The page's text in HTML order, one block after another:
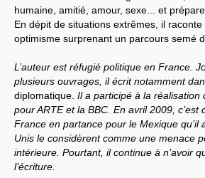
humaine, amitié, amour, sexe... et prépare
En dépit de situations extrêmes, il
optimisme surprenant un parcours semé
L’auteur est réfugié politique en France.
plusieurs ouvrages, il écrit notamment
diplomatique. Il a participé à la réalisation
pour ARTE et la BBC. En avril 2009, c’est
France en partance pour le Mexique qu’il
Unis le considèrent comme une menace
intérieure. Pourtant, il continue à n’avoir
l’écriture.